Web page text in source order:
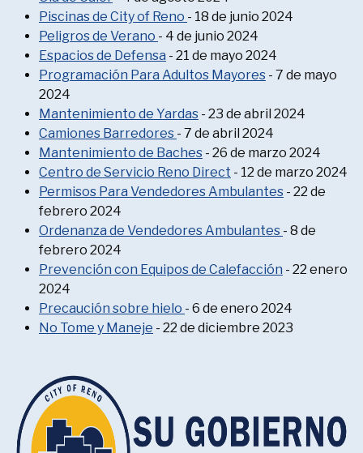
Piscinas de City of Reno - 18 de junio 2024
Peligros de Verano - 4 de junio 2024
Espacios de Defensa - 21 de mayo 2024
Programación Para Adultos Mayores - 7 de mayo
2024
Mantenimiento de Yardas - 23 de abril 2024
Camiones Barredores - 7 de abril 2024
Mantenimiento de Baches - 26 de marzo 2024
Centro de Servicio Reno Direct - 12 de marzo 2024
Permisos Para Vendedores Ambulantes - 22 de
febrero 2024
Ordenanza de Vendedores Ambulantes - 8 de
febrero 2024
Prevención con Equipos de Calefacción - 22 enero
2024
Precaución sobre hielo - 6 de enero 2024
No Tome y Maneje - 22 de diciembre 2023